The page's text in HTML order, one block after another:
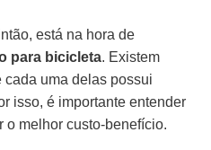
está na hora de
para bicicleta. Existem
uma delas possui
isso, é importante entender
o melhor custo-benefício.